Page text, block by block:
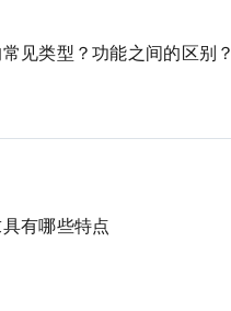
见类型？功能之间的区别？
有哪些特点